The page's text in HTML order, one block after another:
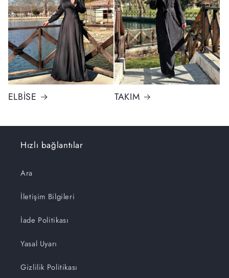
ELBİSE TAKIM
Hızlı bağlantılar
Ara
İletişim Bilgileri
İade Politikası
Yasal Uyarı
Gizlilik Politikası